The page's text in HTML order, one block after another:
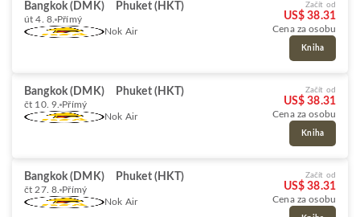
Bangkok (DMK) Phuket (HKT)
út 4. 8. Přímý
Nok Air
Začít od
US$ 38.31
Cena za osobu
Kniha
Bangkok (DMK) Phuket (HKT)
čt 10. 9. Přímý
Nok Air
Začít od
US$ 38.31
Cena za osobu
Kniha
Bangkok (DMK) Phuket (HKT)
čt 27. 8. Přímý
Nok Air
Začít od
US$ 38.31
Cena za osobu